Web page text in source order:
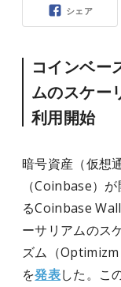
シェア
コインベー
ムのスケー
利用開始
暗号資産（仮想
（Coinbase）
るCoinbase
ーサリアムのス
ズム（
を発表した。こ